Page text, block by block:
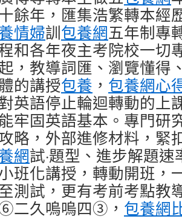
餘年，匯集浩繁轉本經
情婦訓包養網五年制專
和各年夜主考院校一切
，教導詞匯、瀏覽懂得
的講授包養 ， 包養網心
英語停止輪迴轉動的上
牢固英語基本。專門研
略，外部進修材料，緊
網試·題型、進步解題速
班化講授，轉動開班，
測試，更有考前考點教
二久嗚嗚四③， 包養網